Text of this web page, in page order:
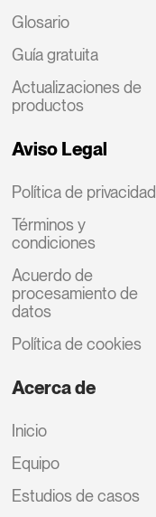
Glosario
Guía gratuita
Actualizaciones de
productos
Aviso Legal
Política de privacidad
Términos y
condiciones
Acuerdo de
procesamiento de
datos
Política de cookies
Acerca de
Inicio
Equipo
Estudios de casos